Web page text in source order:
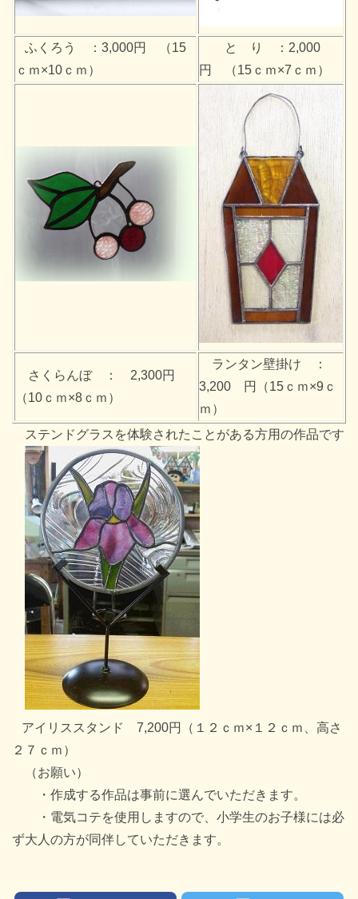
ふくろう ：3,000円 （15
ｃｍ×10ｃｍ）
と り ：2,000
円 （15ｃｍ×7ｃｍ）
さくらんぼ ： 2,300円
（10ｃｍ×8ｃｍ）
ランタン壁掛け ：
3,200 円（15ｃｍ×9ｃ
ｍ）
ステンドグラスを体験されたことがある方用の作品です
アイリススタンド 7,200円（１２ｃｍ×１２ｃｍ、高さ
２７ｃｍ）
（お願い）
・作成する作品は事前に選んでいただきます。
・電気コテを使用しますので、小学生のお子様には必
ず大人の方が同伴していただきます。